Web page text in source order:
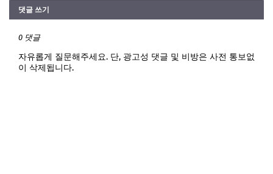
댓글 쓰기
0 댓글
자유롭게 질문해주세요. 단, 광고성 댓글 및 비방은 사전 통보없
이 삭제됩니다.